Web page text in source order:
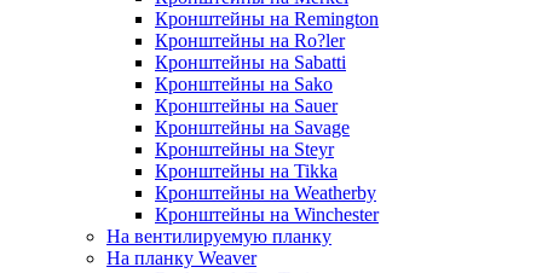
Кронштейны на Remington
Кронштейны на Ro?ler
Кронштейны на Sabatti
Кронштейны на Sako
Кронштейны на Sauer
Кронштейны на Savage
Кронштейны на Steyr
Кронштейны на Tikka
Кронштейны на Weatherby
Кронштейны на Winchester
На вентилируемую планку
На планку Weaver